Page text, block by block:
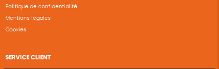
Politique de confidentialité
Mentions légales
Cookies
SERVICE CLIENT